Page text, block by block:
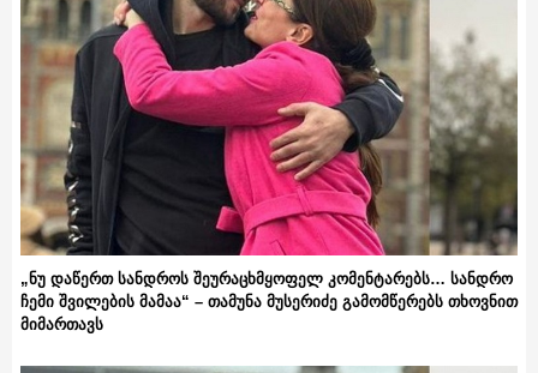
„ნუ დაწერთ სანდროს შეურაცხმყოფელ კომენტარებს… სანდრო
ჩემი შვილების მამაა“ – თამუნა მუსერიძე გამომწერებს თხოვნით
მიმართავს